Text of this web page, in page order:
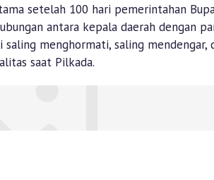
setelah 100 hari pemerintahan
antara kepala daerah dengan
saling menghormati, saling mendengar,
saat Pilkada.